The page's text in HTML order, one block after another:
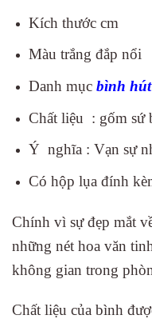
Kích thước cm
Màu trắng đắp nổi
Danh mục bình
Chất liệu : gốm sứ
Ý nghĩa : Vạn sự
Có hộp lụa đính
Chính vì sự đẹp mắt
những nét hoa văn
không gian trong
Chất liệu của bình